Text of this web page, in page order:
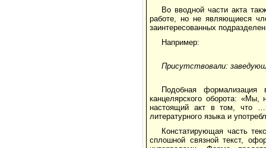
Во вводной части акта
работе, но не являющиеся
заинтересованных
Например:
Присутствовали:
Подобная формализация
канцелярского оборота:
настоящий акт в том, что
литературного языка и
Констатирующая часть
сплошной связной текст,